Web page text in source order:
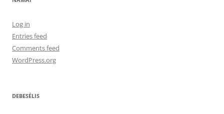
Log in
Entries feed
Comments feed
WordPress.org
DEBESĖLIS